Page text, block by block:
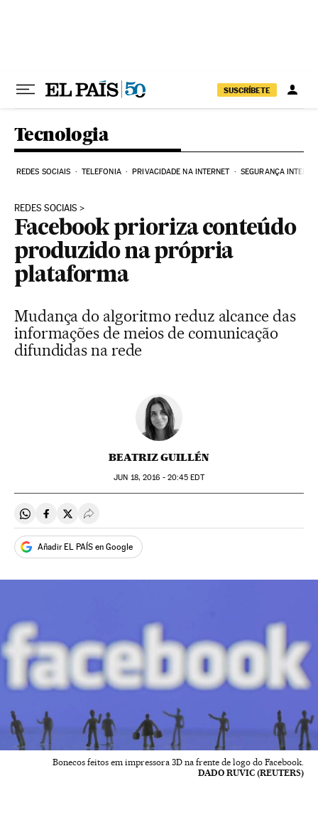
SUSCRÍBETE
Tecnologia
REDES SOCIAIS TELEFONIA PRIVACIDADE NA INTERNET SEGURANÇA
REDES SOCIAIS
Facebook prioriza conteúdo
produzido na própria
plataforma
Mudança do algoritmo reduz alcance das
informações de meios de comunicação
difundidas na rede
BEATRIZ GUILLÉN
JUN 18, 2016 - 20:45 EDT
Compartir en Whatsapp
Compartir en Facebook
Compartir en Twitter
Desplegar Redes Sociales
Añadir EL PAÍS en Google
Bonecos feitos em impressora 3D na frente de logo do Facebook.
DADO RUVIC (REUTERS)